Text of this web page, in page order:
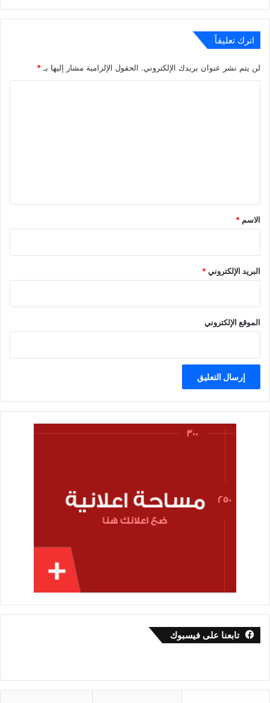
اترك تعليقاً
لن يتم نشر عنوان بريدك الإلكتروني. الحقول الإلزامية مشار إليها بـ *
*
الاسم *
البريد الإلكتروني*
الموقع الإلكتروني
تابعنا على فيسبوك